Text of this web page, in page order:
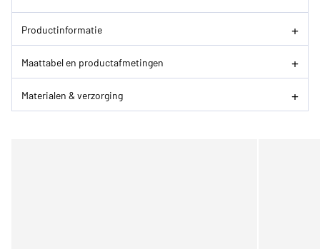
Productinformatie
Maattabel en productafmetingen
Materialen & verzorging